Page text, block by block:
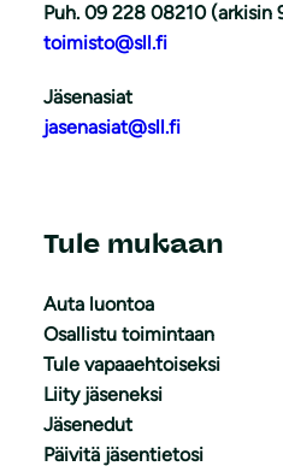
Puh. 09 228 08210 (arkisin
toimisto@sll.fi
Jäsenasiat
jasenasiat@sll.fi
Tule mukaan
Auta luontoa
Osallistu toimintaan
Tule vapaaehtoiseksi
Liity jäseneksi
Jäsenedut
Päivitä jäsentietosi